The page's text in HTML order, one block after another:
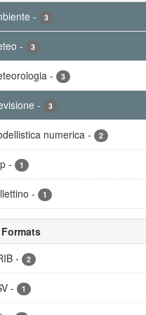
- 3
- 3
- 3
- 3
numerica - 2
- 1
- 1
Formats
- 2
- 1